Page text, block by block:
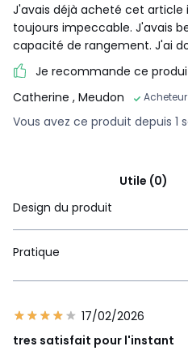
J'avais déjà acheté cet article
toujours impeccable. J'avais
capacité de rangement. J'ai
Je recommande ce
Catherine , Meudon
Vous avez ce produit depuis 1
Utile (0)
Design du produit
Pratique
17/02/2026
tres satisfait pour l'instant